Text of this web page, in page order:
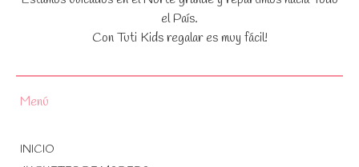
el País.
Con Tuti Kids regalar es muy fácil!
Menú
INICIO